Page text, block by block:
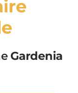
Gardenia